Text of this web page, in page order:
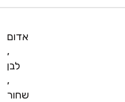
אדום
,
לבן
,
שחור